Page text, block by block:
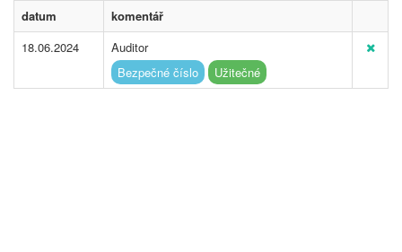
datum
komentář
18.06.2024
Auditor
Bezpečné číslo
Užitečné